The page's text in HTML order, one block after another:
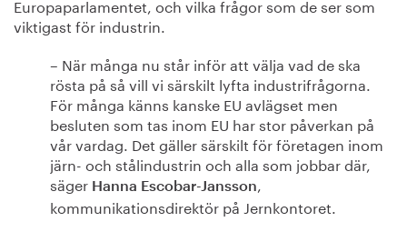
Europaparlamentet, och vilka frågor som de ser som
viktigast för industrin.
– När många nu står inför att välja vad de ska
rösta på så vill vi särskilt lyfta industrifrågorna.
För många känns kanske EU avlägset men
besluten som tas inom EU har stor påverkan på
vår vardag. Det gäller särskilt för företagen inom
järn- och stålindustrin och alla som jobbar där,
säger Hanna Escobar-Jansson,
kommunikationsdirektör på Jernkontoret.